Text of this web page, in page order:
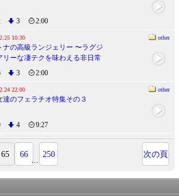
3 2:00
10:30 other
ナの高級ランジェリー 〜ラグジ
リーな凄テクを味わえる非日常
イートタイム〜
3 2:00
22:00 other
達のフェラチオ特集その３
4 9:27
65 66
...
250 次の頁